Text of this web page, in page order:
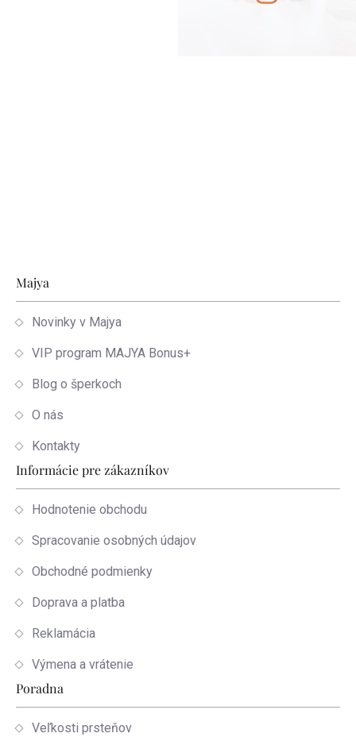
Zápätie
Majya
Novinky v Majya
VIP program MAJYA Bonus+
Blog o šperkoch
O nás
Kontakty
Informácie pre zákazníkov
Hodnotenie obchodu
Spracovanie osobných údajov
Obchodné podmienky
Doprava a platba
Reklamácia
Výmena a vrátenie
Poradna
Veľkosti prsteňov